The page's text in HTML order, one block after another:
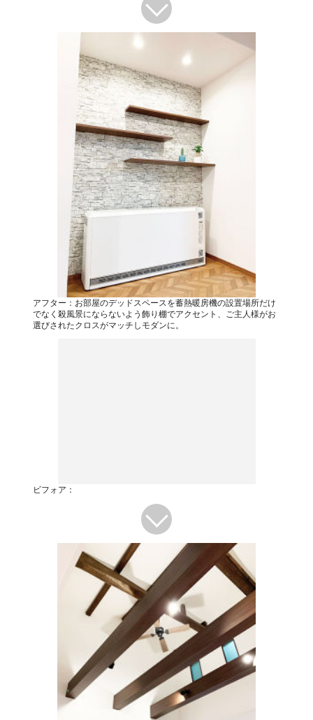
アフター：お部屋のデッドスペースを蓄熱暖房機の設置場所だけ
でなく殺風景にならないよう飾り棚でアクセント、ご主人様がお
選びされたクロスがマッチしモダンに。
ビフォア：